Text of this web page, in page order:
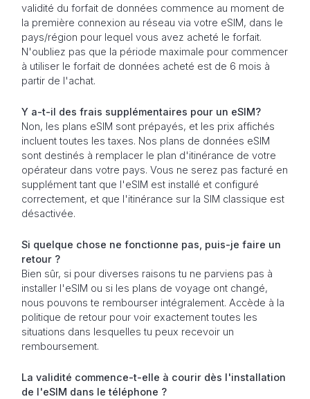
validité du forfait de données commence au moment de
la première connexion au réseau via votre eSIM, dans le
pays/région pour lequel vous avez acheté le forfait.
N'oubliez pas que la période maximale pour commencer
à utiliser le forfait de données acheté est de 6 mois à
partir de l'achat.
Y a-t-il des frais supplémentaires pour un eSIM?
Non, les plans eSIM sont prépayés, et les prix affichés
incluent toutes les taxes. Nos plans de données eSIM
sont destinés à remplacer le plan d'itinérance de votre
opérateur dans votre pays. Vous ne serez pas facturé en
supplément tant que l'eSIM est installé et configuré
correctement, et que l'itinérance sur la SIM classique est
désactivée.
Si quelque chose ne fonctionne pas, puis-je faire un
retour ?
Bien sûr, si pour diverses raisons tu ne parviens pas à
installer l'eSIM ou si les plans de voyage ont changé,
nous pouvons te rembourser intégralement. Accède à la
politique de retour pour voir exactement toutes les
situations dans lesquelles tu peux recevoir un
remboursement.
La validité commence-t-elle à courir dès l'installation
de l'eSIM dans le téléphone ?